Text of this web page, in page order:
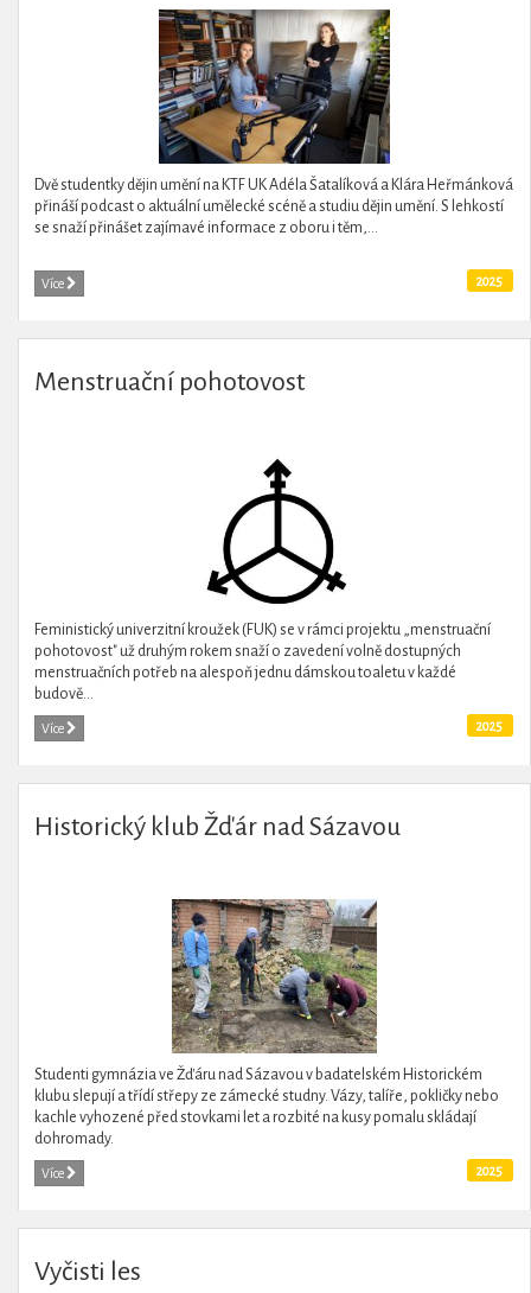
Dvě studentky dějin umění na KTF UK Adéla Šatalíková a Klára Heřmánková
přináší podcast o aktuální umělecké scéně a studiu dějin umění. S lehkostí
se snaží přinášet zajímavé informace z oboru i těm,...
Více 2025
Menstruační pohotovost
Feministický univerzitní kroužek (FUK) se v rámci projektu „menstruační
pohotovost" už druhým rokem snaží o zavedení volně dostupných
menstruačních potřeb na alespoň jednu dámskou toaletu v každé
budově...
Více 2025
Historický klub Žďár nad Sázavou
Studenti gymnázia ve Žďáru nad Sázavou v badatelském Historickém
klubu slepují a třídí střepy ze zámecké studny. Vázy, talíře, pokličky nebo
kachle vyhozené před stovkami let a rozbité na kusy pomalu skládají
dohromady.
Více 2025
Vyčisti les